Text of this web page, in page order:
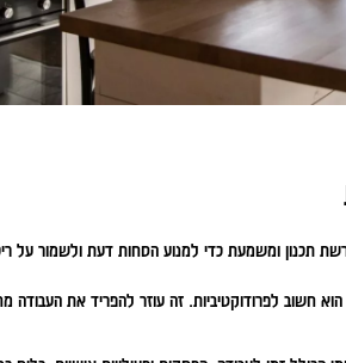
תכנון ומשמעת כדי למנוע הסחות דעת ולשמור על
הוא חשוב לפרודוקטיביות. זה עוזר להפריד את העבודה